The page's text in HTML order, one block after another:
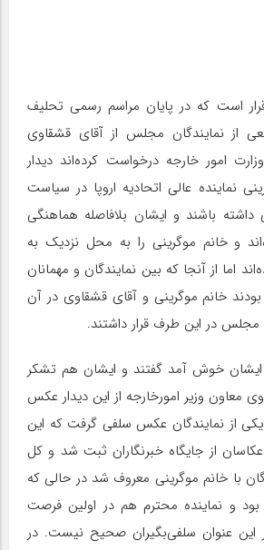
است که در پایان مراسم رسمی تحلیف
از نمایندگان مجلس از آقای قشقاوی
امور خارجه درخواست کرده‌اند دیدار
نماینده عالی اتحادیه اروپا در سیاست
داشته باشند و ایشان بلافاصله هماهنگی
و خانم موگرینی را به محل نزدیک به
اما از آنجا که بین نمایندگان و مهمانان
بودند خانم موگرینی و آقای قشقاوی در آن
مجلس در این طرف قرار داشتند.
خوش آمد گفتند و ایشان هم تشکر
معاون وزیر امورخارجه از این دیدار عکس
یکی از نمایندگان عکس سلفی گرفت که این
از جایگاه خبرنگاران ثبت شد و کل
با خانم موگرینی معروف شد در حالی که
و نماینده محترم هم در اولین فرصت
این عنوان سلفی‌بگیران صحیح نیست. در